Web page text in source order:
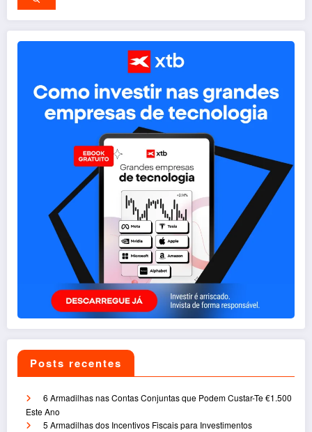
Posts recentes
6 Armadilhas nas Contas Conjuntas que Podem Custar-Te €1.500
Este Ano
5 Armadilhas dos Incentivos Fiscais para Investimentos